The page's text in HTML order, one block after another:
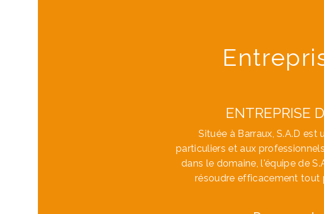
ENTREPRISE
Située à Barraux, S.A.D
particuliers et aux
dans le domaine, l'équipe de
résoudre efficacement tout